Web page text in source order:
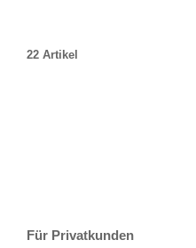
Für Privatkunden
22 Artikel